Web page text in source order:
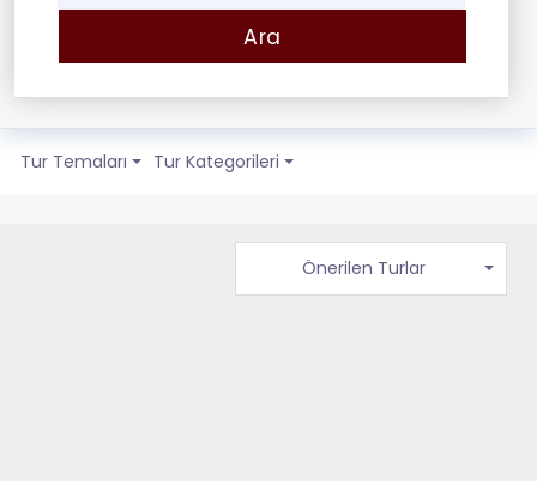
Tur Temaları Tur Kategorileri
Önerilen Turlar